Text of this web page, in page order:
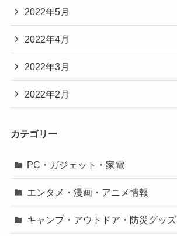
2022年5月
2022年4月
2022年3月
2022年2月
カテゴリー
PC・ガジェット・家電
エンタメ・漫画・アニメ情報
キャンプ・アウトドア・防災グッズ